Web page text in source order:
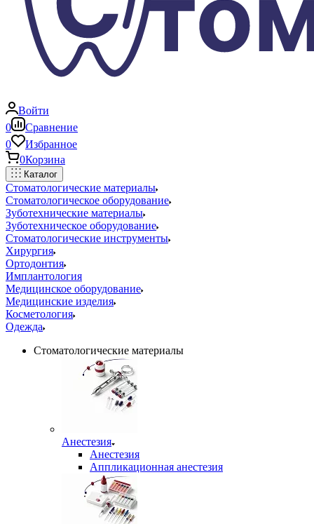
Войти
0
Сравнение
0
Избранное
0Корзина
Каталог
Стоматологические материалы
Стоматологическое оборудование
Зуботехнические материалы
Зуботехническое оборудование
Стоматологические инструменты
Хирургия
Ортодонтия
Имплантология
Медицинское оборудование
Медицинские изделия
Косметология
Одежда
Стоматологические материалы
Анестезия
Анестезия
Аппликационная анестезия